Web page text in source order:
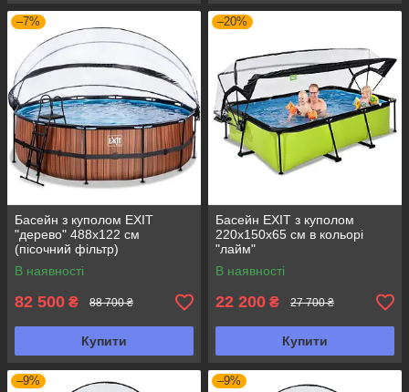
–7%
Басейн з куполом EXIT
"дерево" 488х122 см
(пісочний фільтр)
В наявності
82 500 ₴ 88 700 ₴
Купити
–20%
Басейн EXIT з куполом
220х150х65 см в кольорі
"лайм"
В наявності
22 200 ₴ 27 700 ₴
Купити
–9% –9%